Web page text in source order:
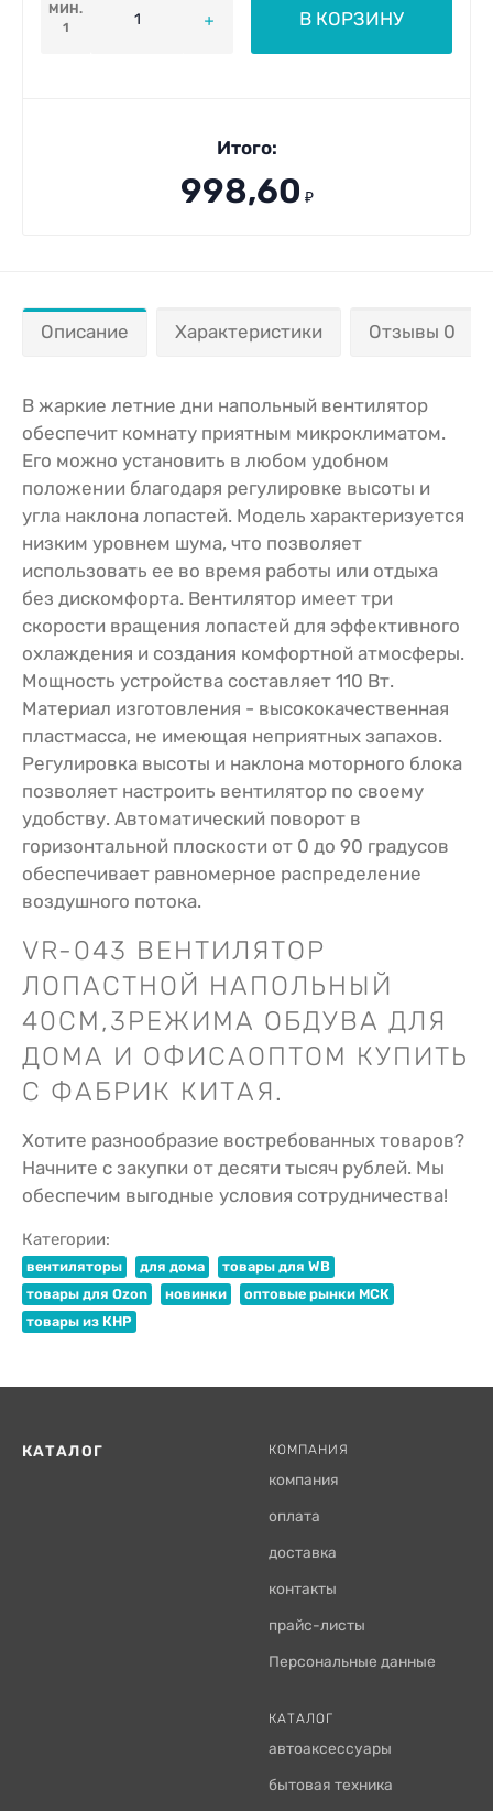
МИН.
1
В КОРЗИНУ
Итого:
998,60 ₽
Описание Характеристики Отзывы 0
В жаркие летние дни напольный вентилятор
обеспечит комнату приятным микроклиматом.
Его можно установить в любом удобном
положении благодаря регулировке высоты и
угла наклона лопастей. Модель характеризуется
низким уровнем шума, что позволяет
использовать ее во время работы или отдыха
без дискомфорта. Вентилятор имеет три
скорости вращения лопастей для эффективного
охлаждения и создания комфортной атмосферы.
Мощность устройства составляет 110 Вт.
Материал изготовления - высококачественная
пластмасса, не имеющая неприятных запахов.
Регулировка высоты и наклона моторного блока
позволяет настроить вентилятор по своему
удобству. Автоматический поворот в
горизонтальной плоскости от 0 до 90 градусов
обеспечивает равномерное распределение
воздушного потока.
VR-043 ВЕНТИЛЯТОР
ЛОПАСТНОЙ НАПОЛЬНЫЙ
40СМ,3РЕЖИМА ОБДУВА ДЛЯ
ДОМА И ОФИСАОПТОМ КУПИТЬ
С ФАБРИК КИТАЯ.
Хотите разнообразие востребованных товаров?
Начните с закупки от десяти тысяч рублей. Мы
обеспечим выгодные условия сотрудничества!
Категории:
вентиляторы для дома
товары для WB
товары для Ozon
новинки
оптовые рынки МСК
товары из КНР
КАТАЛОГ КОМПАНИЯ
компания
оплата
доставка
контакты
прайс-листы
Персональные данные
КАТАЛОГ
автоаксессуары
бытовая техника